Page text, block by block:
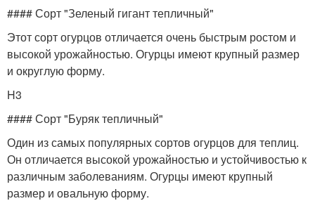
#### Сорт "Зеленый гигант тепличный"
Этот сорт огурцов отличается очень быстрым ростом и
высокой урожайностью. Огурцы имеют крупный размер
и округлую форму.
H3
#### Сорт "Буряк тепличный"
Один из самых популярных сортов огурцов для теплиц.
Он отличается высокой урожайностью и устойчивостью к
различным заболеваниям. Огурцы имеют крупный
размер и овальную форму.